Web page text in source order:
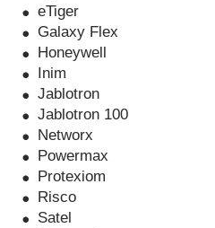
eTiger
Galaxy Flex
Honeywell
Inim
Jablotron
Jablotron 100
Networx
Powermax
Protexiom
Risco
Satel